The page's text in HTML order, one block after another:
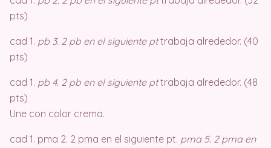
pts)
cad 1. pb 3. 2 pb en el siguiente pttrabaja alrededor. (40
pts)
cad 1. pb 4. 2 pb en el siguiente pttrabaja alrededor. (48
pts)
Une con color crema.
cad 1. pma 2. 2 pma en el siguiente pt. pma 5. 2 pma en